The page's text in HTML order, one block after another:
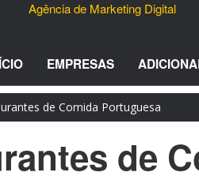
Agência de Marketing Digital
EMPRESAS
de Comida Portuguesa
de